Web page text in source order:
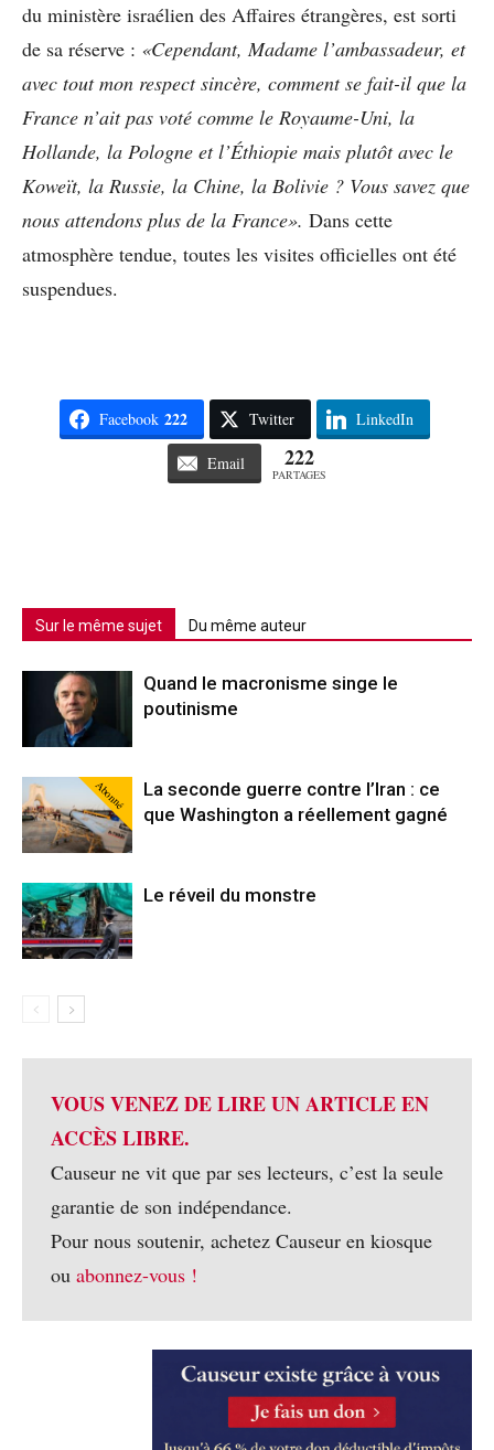
du ministère israélien des Affaires étrangères, est sorti
de sa réserve : «Cependant, Madame l’ambassadeur, et
avec tout mon respect sincère, comment se fait-il que la
France n’ait pas voté comme le Royaume-Uni, la
Hollande, la Pologne et l’Éthiopie mais plutôt avec le
Koweït, la Russie, la Chine, la Bolivie ? Vous savez que
nous attendons plus de la France». Dans cette
atmosphère tendue, toutes les visites officielles ont été
suspendues.
Facebook 222 Twitter LinkedIn
Email 222
PARTAGES
Sur le même sujet Du même auteur
Quand le macronisme singe le
poutinisme
Abonné
La seconde guerre contre l’Iran : ce
que Washington a réellement gagné
Le réveil du monstre
VOUS VENEZ DE LIRE UN ARTICLE EN
ACCÈS LIBRE.
Causeur ne vit que par ses lecteurs, c’est la seule
garantie de son indépendance.
Pour nous soutenir, achetez Causeur en kiosque
ou abonnez-vous !